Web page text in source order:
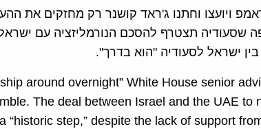
ויועצו וחתנו ג'ראד קושנר רק מחזקים את
מצפה שסעודיה תצטרף להסכם הנורמליזציה עם
ישראל לסעודיה "הוא בדרך".
around overnight” White House senior
The deal between Israel and the UAE to
“historic step,” despite the lack of support